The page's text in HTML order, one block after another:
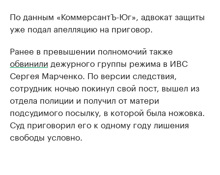
По данным «КоммерсантЪ-Юг», адвокат защиты
уже подал апелляцию на приговор.
Ранее в превышении полномочий также
обвинили дежурного группы режима в ИВС
Сергея Марченко. По версии следствия,
сотрудник ночью покинул свой пост, вышел из
отдела полиции и получил от матери
подсудимого посылку, в которой была ножовка.
Суд приговорил его к одному году лишения
свободы условно.